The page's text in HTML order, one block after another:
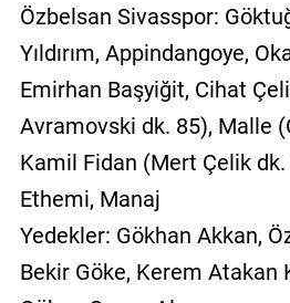
Özbelsan Sivasspor:
Yıldırım, Appindangoye,
Emirhan Başyiğit, Cihat
Avramovski dk. 85), Malle
Kamil Fidan (Mert Çelik dk.
Ethemi, Manaj
Yedekler: Gökhan Akkan,
Bekir Göke, Kerem Atakan